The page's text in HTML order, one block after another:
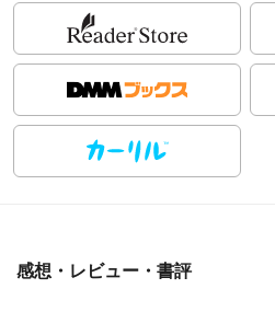
感想・レビュー・書評